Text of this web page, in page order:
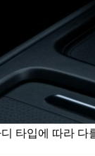
타입에 따라